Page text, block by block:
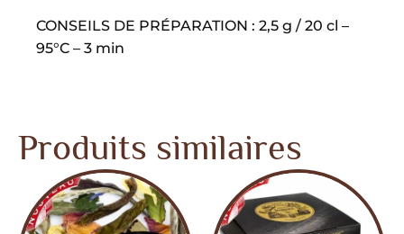
CONSEILS DE PRÉPARATION : 2,5 g / 20 cl –
95°C – 3 min
Produits similaires